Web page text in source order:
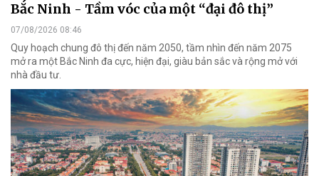
Bắc Ninh - Tầm vóc của một “đại đô thị”
07/08/2026 08:46
Quy hoạch chung đô thị đến năm 2050, tầm nhìn đến năm 2075
mở ra một Bắc Ninh đa cực, hiện đại, giàu bản sắc và rộng mở với
nhà đầu tư.